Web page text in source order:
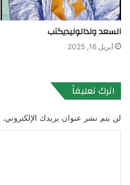
السعد ولدالوليديكتب
أبريل 16, 2025
اترك تعليقاً
لن يتم نشر عنوان بريدك الإلكتروني.